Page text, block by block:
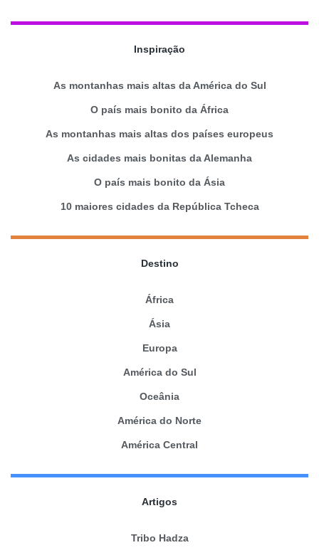
Inspiração
As montanhas mais altas da América do Sul
O país mais bonito da África
As montanhas mais altas dos países europeus
As cidades mais bonitas da Alemanha
O país mais bonito da Ásia
10 maiores cidades da República Tcheca
Destino
África
Ásia
Europa
América do Sul
Oceânia
América do Norte
América Central
Artigos
Tribo Hadza